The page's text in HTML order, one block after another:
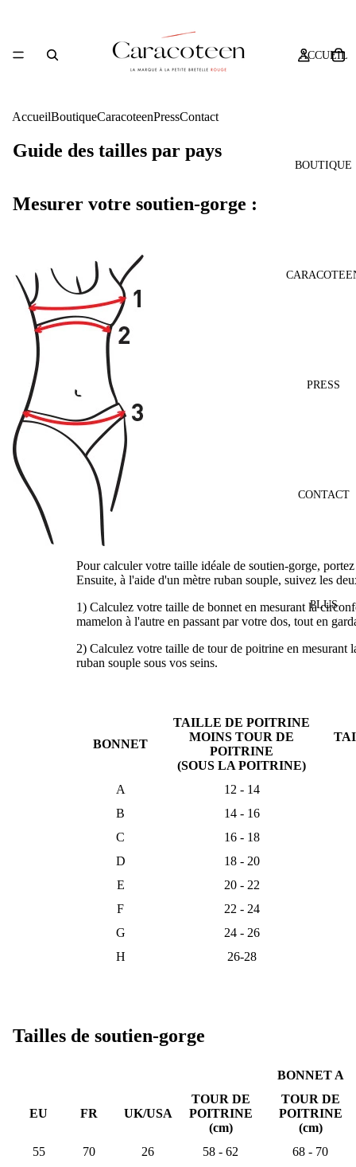
ACCUEIL
BOUTIQUE
PRESS
CONTACT
PLUS
AccueilBoutiqueCaracoteenPressContact
Guide des tailles par pays
Mesurer votre soutien-gorge :
Pour calculer votre taille idéale de soutien-gorge,
Ensuite, à l'aide d'un mètre ruban souple, suivez les
1) Calculez votre taille de bonnet en mesurant la
mamelon à l'autre en passant par votre dos, tout en
2) Calculez votre taille de tour de poitrine en mesurant
ruban souple sous vos seins.
BONNET
TAILLE DE POITRINE
MOINS TOUR DE
POITRINE
(SOUS LA POITRINE)
A
12 - 14
B
14 - 16
C
16 - 18
D
18 - 20
E
20 - 22
F
22 - 24
G
24 - 26
H
26-28
Tailles de soutien-gorge
BONNET A
EU FR UK/USA
TOUR DE
POITRINE
(cm)
TOUR DE
POITRINE
(cm)
55
70 26 58 - 62
68 - 70